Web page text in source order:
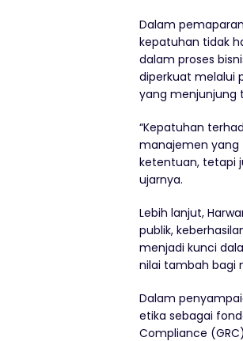
Dalam
kepatuhan tidak
dalam proses
diperkuat melalui
yang menjunjung
“Kepatuhan
manajemen yang
ketentuan, tetapi
ujarnya.
Lebih lanjut,
publik,
menjadi kunci
nilai tambah bagi
Dalam
etika sebagai
Compliance